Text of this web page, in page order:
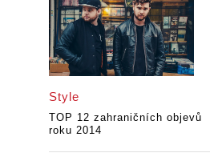
Style
TOP 12 zahraničních objevů
roku 2014